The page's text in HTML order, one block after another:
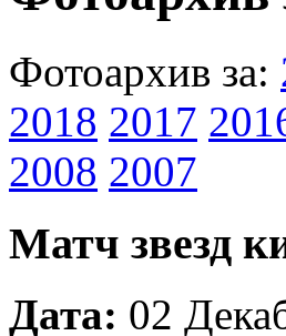
Фотоархив за:
2018 2017
2008 2007
Матч звезд
Дата: 02